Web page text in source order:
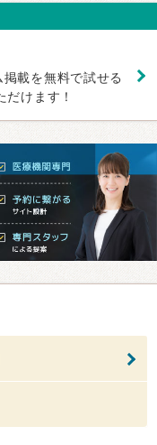
載を無料で試せる
だけます！